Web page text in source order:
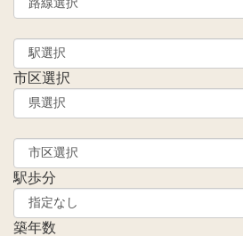
市区選択
駅歩分
築年数